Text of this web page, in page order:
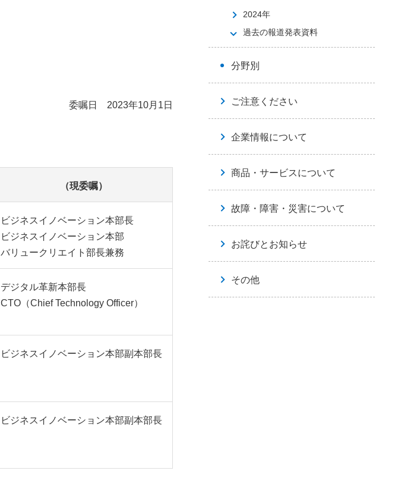
委嘱日 2023年10月1日
（現委嘱）
ビジネスイノベーション本部長
ビジネスイノベーション本部
バリュークリエイト部長兼務
デジタル革新本部長
CTO（Chief Technology Officer）
ビジネスイノベーション本部副本部長
ビジネスイノベーション本部副本部長
2024年
過去の報道発表資料
分野別
ご注意ください
企業情報について
商品・サービスについて
故障・障害・災害について
お詫びとお知らせ
その他